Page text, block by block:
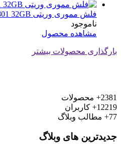
فلش مموری وریتی Verity V801 32GB
ناموجود
مشاهده محصول
بارگذاری محصولات بیشتر
2381+
محصولات
12219+
کاربران
77+
مطالب وبلاگ
جدیدترین های وبلاگ